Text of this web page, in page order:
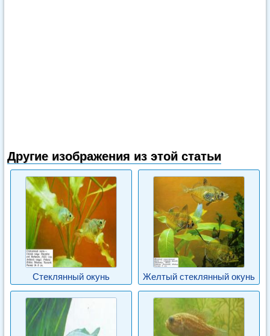
Другие изображения из этой статьи
Стеклянный окунь Желтый стеклянный окунь